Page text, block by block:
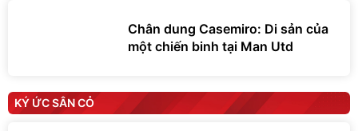
Chân dung Casemiro: Di sản của
một chiến binh tại Man Utd
KÝ ỨC SÂN CỎ